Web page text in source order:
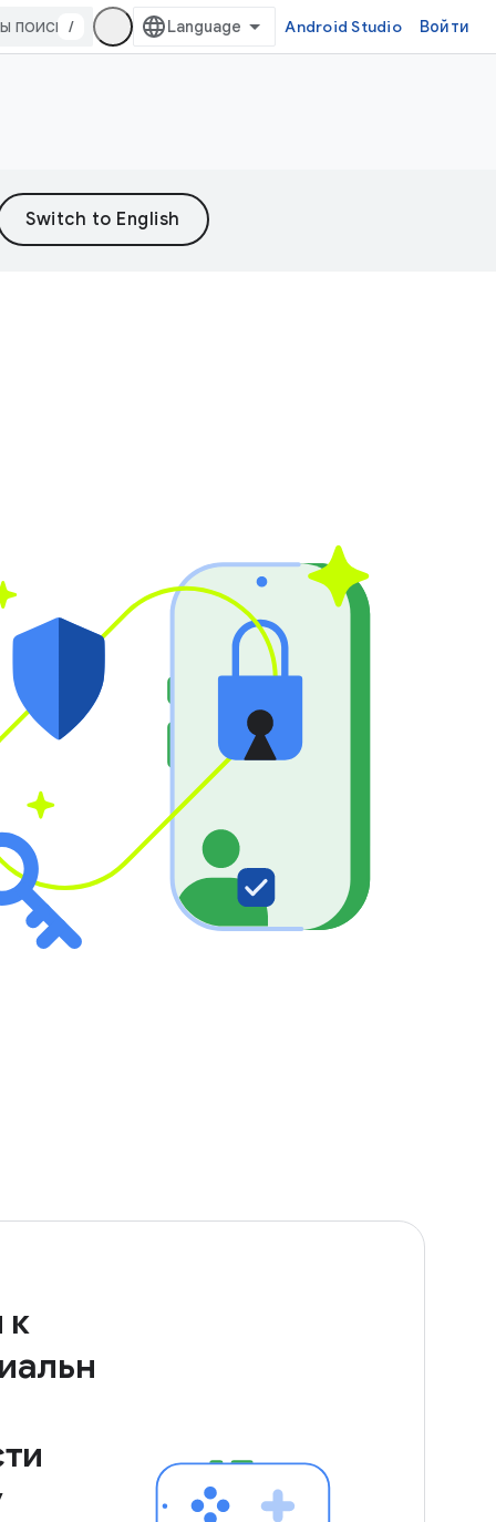
/ Android Studio Войти
к